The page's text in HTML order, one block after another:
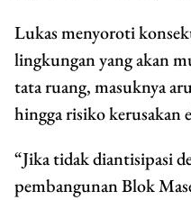
Lukas menyoroti
lingkungan yang akan
tata ruang, masuknya
hingga risiko kerusakan
“Jika tidak diantisipasi
pembangunan Blok